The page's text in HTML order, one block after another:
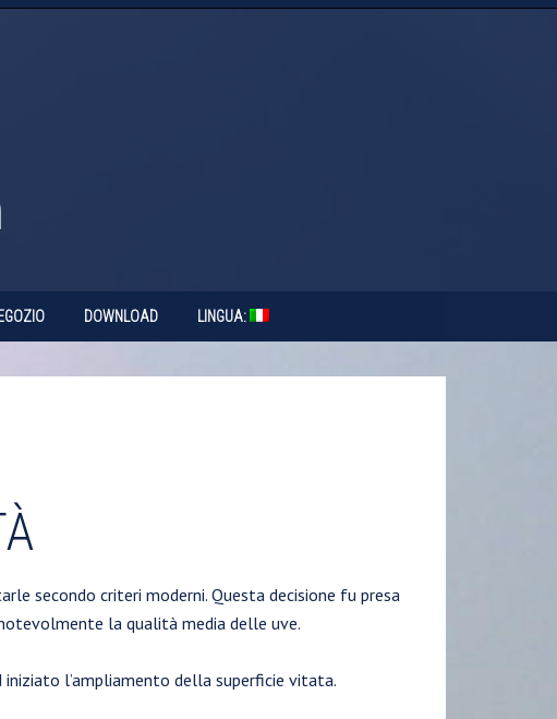
DOWNLOAD LINGUA:
secondo criteri moderni. Questa decisione fu presa
la qualità media delle uve.
l’ampliamento della superficie vitata.